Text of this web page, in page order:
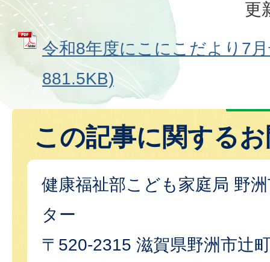
更
令和8年度にこにこだより7
881.5KB)
この記事に関する
健康福祉部こども家庭局 野
ター
〒520-2315 滋賀県野洲市辻